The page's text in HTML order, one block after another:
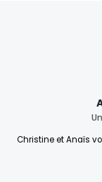
Christine et Anaïs